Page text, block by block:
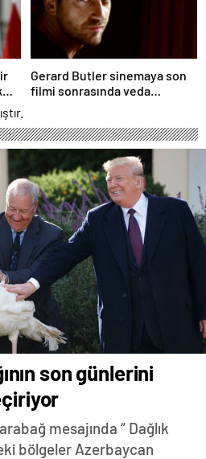
Gerard Butler sinemaya son
filmi sonrasında veda
son günlerini
mesajında “ Dağlık
bölgeler Azerbaycan